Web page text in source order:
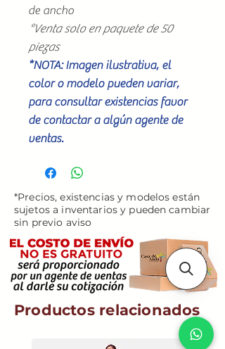
de ancho
*Venta solo en paquete de 50
piezas
*NOTA: Imagen ilustrativa, el
color o modelo pueden variar,
para consultar existencias favor
de contactar a algún agente de
ventas.
*Precios, existencias y modelos están
sujetos a inventarios y pueden cambiar
sin previo aviso
Productos relacionados